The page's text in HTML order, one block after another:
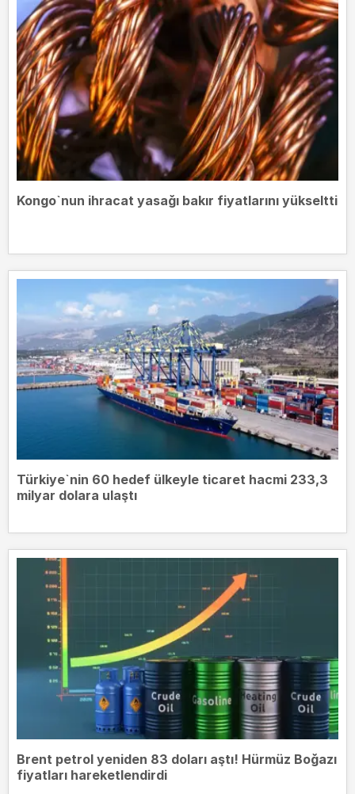
Kongo`nun ihracat yasağı bakır fiyatlarını yükseltti
Türkiye`nin 60 hedef ülkeyle ticaret hacmi 233,3
milyar dolara ulaştı
Brent petrol yeniden 83 doları aştı! Hürmüz Boğazı
fiyatları hareketlendirdi